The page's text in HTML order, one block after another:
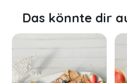
Das könnte dir